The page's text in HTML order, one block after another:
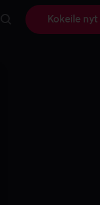
Kokeile nyt